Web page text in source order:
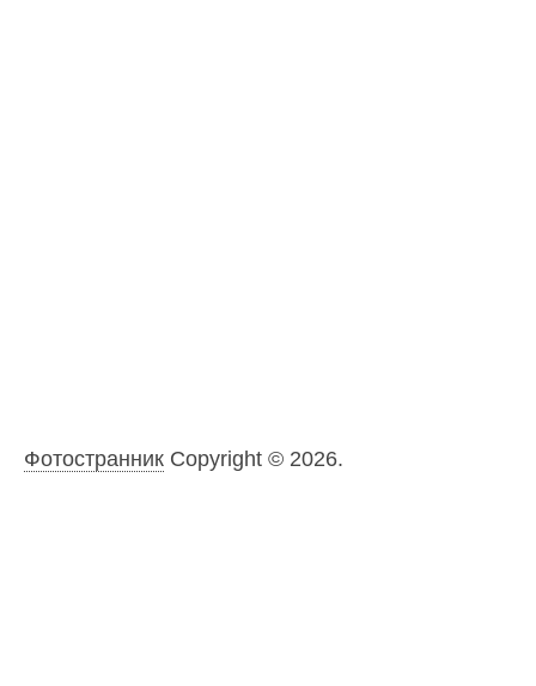
ФотостранникCopyright © 2026.